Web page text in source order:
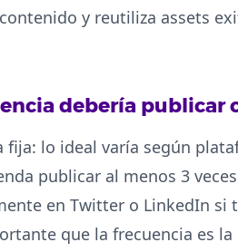
y reutiliza assets
debería publicar
fija: lo ideal varía según
publicar al menos 3
en Twitter o LinkedIn si
que la frecuencia es